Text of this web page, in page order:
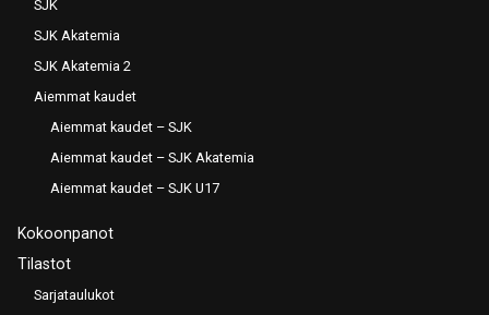
SJK
SJK Akatemia
SJK Akatemia 2
Aiemmat kaudet
Aiemmat kaudet – SJK
Aiemmat kaudet – SJK Akatemia
Aiemmat kaudet – SJK U17
Kokoonpanot
Tilastot
Sarjataulukot